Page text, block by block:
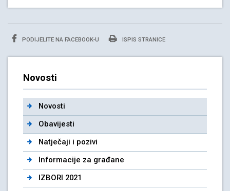
PODIJELITE NA FACEBOOK-U ISPIS STRANICE
Novosti
Novosti
Obavijesti
Natječaji i pozivi
Informacije za građane
IZBORI 2021